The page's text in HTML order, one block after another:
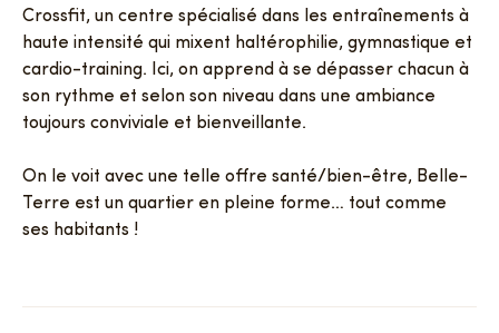
Crossfit, un centre spécialisé dans les entraînements à
haute intensité qui mixent haltérophilie, gymnastique et
cardio-training. Ici, on apprend à se dépasser chacun à
son rythme et selon son niveau dans une ambiance
toujours conviviale et bienveillante.
On le voit avec une telle offre santé/bien-être, Belle-
Terre est un quartier en pleine forme… tout comme
ses habitants !